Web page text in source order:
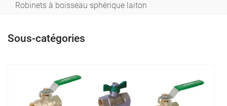
Robinets à boisseau sphérique laiton
Sous-catégories